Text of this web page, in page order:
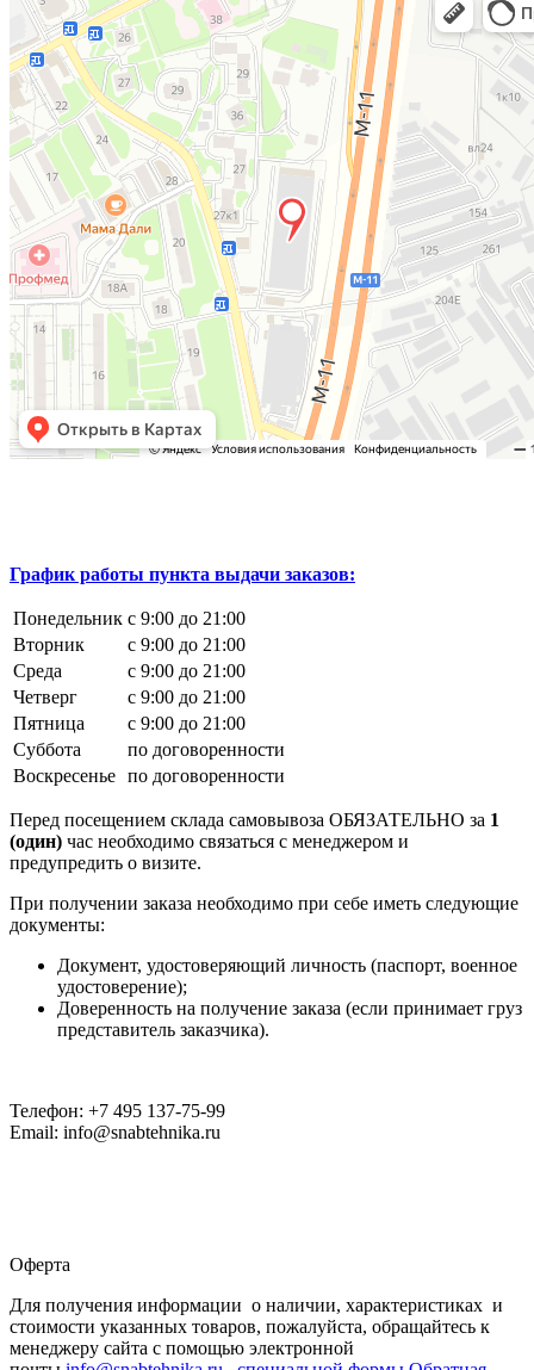
График работы пункта выдачи заказов:
Понедельник с 9:00 до 21:00
Вторник
с 9:00 до 21:00
Среда
с 9:00 до 21:00
Четверг
с 9:00 до 21:00
Пятница
с 9:00 до 21:00
Суббота
по договоренности
Воскресенье по договоренности
Перед посещением склада самовывоза ОБЯЗАТЕЛЬНО за 1
(один) час необходимо связаться с менеджером и
предупредить о визите.
При получении заказа необходимо при себе иметь следующие
документы:
Документ, удостоверяющий личность (паспорт, военное
удостоверение);
Доверенность на получение заказа (если принимает груз
представитель заказчика).
Телефон: +7 495 137-75-99
Email: info@snabtehnika.ru
Оферта
Для получения информации о наличии, характеристиках и
стоимости указанных товаров, пожалуйста, обращайтесь к
менеджеру сайта с помощью электронной